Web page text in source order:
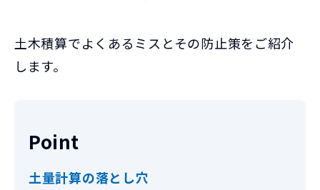
土木積算でよくあるミスとその防止策をご紹介
します。
Point
土量計算の落とし穴